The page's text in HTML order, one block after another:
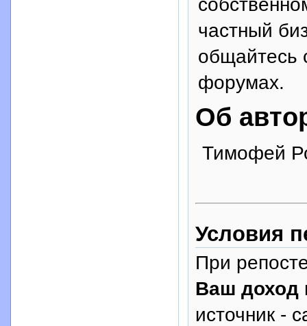
частный
общайтесь
форумах.
Об
Тимофей
Условия
При
Ваш доход
источник -